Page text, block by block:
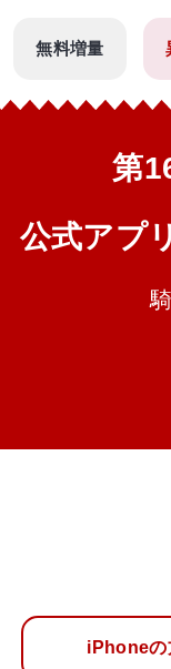
無料増量
第
公式アプ
iPhoneの